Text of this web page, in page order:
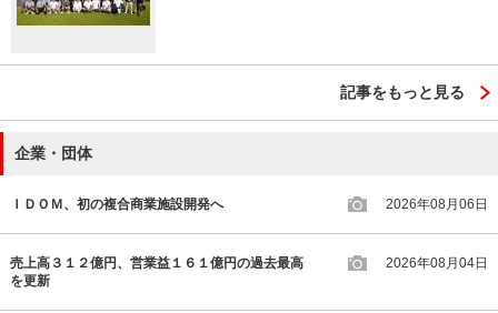
記事をもっと見る
企業・団体
ＩＤＯＭ、初の複合商業施設開発へ 2026年08月06日
売上高３１２億円、営業益１６１億円の過去最高
を更新
2026年08月04日